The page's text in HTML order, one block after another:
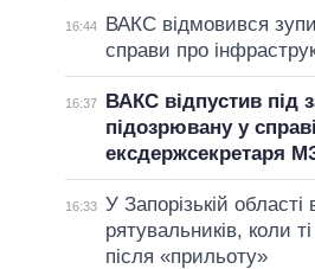
16:44
ВАКС відмовився
справи про
16:37
ВАКС відпустив під
підозрювану у справі
ексдержсекретаря
16:33 У Запорізькій області
рятувальників, коли
після «прильоту»